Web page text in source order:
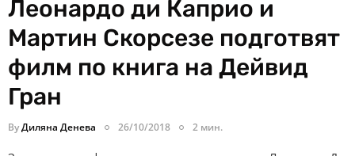
Леонардо ди Каприо и
Мартин Скорсезе подготвят
филм по книга на Дейвид
Гран
ByДиляна Денева 26/10/2018 2 мин.